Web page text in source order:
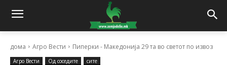
дома Агро Вести Пиперки - Македонија 29 та во светот по извоз
Агро Вести Од соседите сите